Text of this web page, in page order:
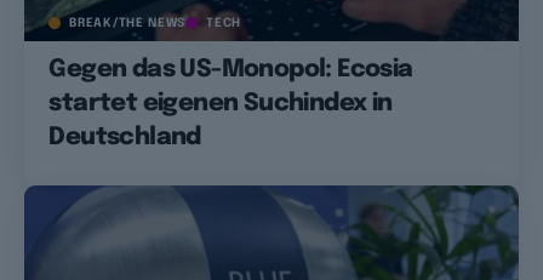
BREAK/THE NEWS TECH
Gegen das US-Monopol: Ecosia
startet eigenen Suchindex in
Deutschland